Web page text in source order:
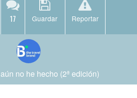
17 Guardar Reportar
no he hecho (2ª edición)